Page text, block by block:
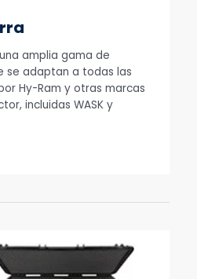
amplia gama de
se adaptan a todas las
Hy-Ram y otras marcas
incluidas WASK y